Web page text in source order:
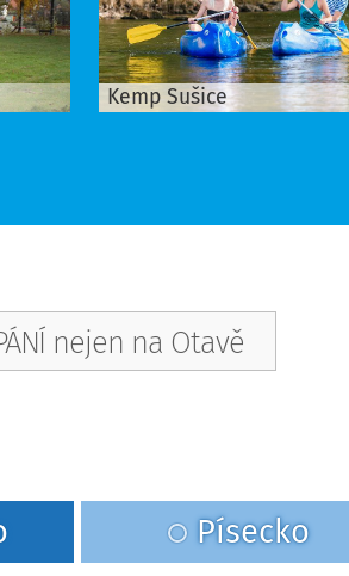
Kemp Sušice
nejen na Otavě
Písecko